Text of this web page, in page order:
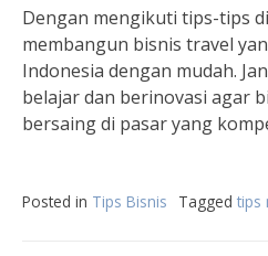
Dengan mengikuti tips-tips
membangun bisnis travel
Indonesia dengan mudah.
belajar dan berinovasi agar
bersaing di pasar yang
Posted in Tips Bisnis Tagged tips